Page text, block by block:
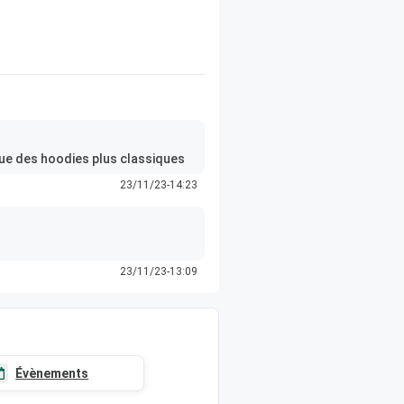
des hoodies plus classiques
23/11/23-14:23
23/11/23-13:09
Évènements